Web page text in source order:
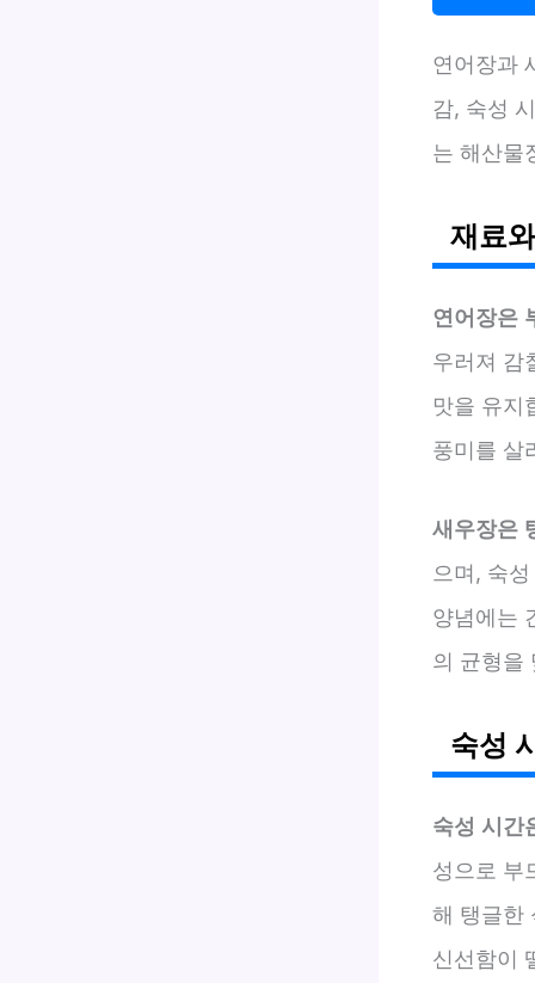
연어장과
감, 숙성
는 해산물
재료
연어장은
우러져 감
맛을 유지
풍미를 살
새우장은
으며, 숙
양념에는
의 균형을
숙성
숙성 시간
성으로 부
해 탱글한
신선함이